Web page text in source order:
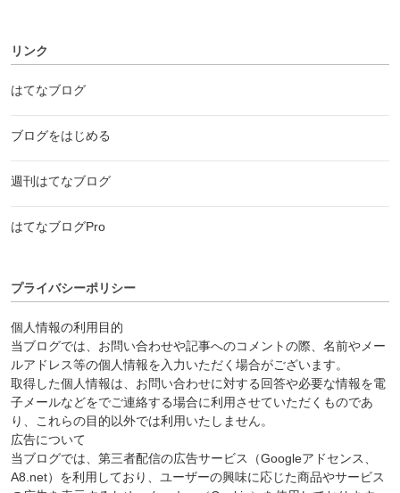
リンク
はてなブログ
ブログをはじめる
週刊はてなブログ
はてなブログPro
プライバシーポリシー
個人情報の利用目的
当ブログでは、お問い合わせや記事へのコメントの際、名前やメー
ルアドレス等の個人情報を入力いただく場合がございます。
取得した個人情報は、お問い合わせに対する回答や必要な情報を電
子メールなどをでご連絡する場合に利用させていただくものであ
り、これらの目的以外では利用いたしません。
広告について
当ブログでは、第三者配信の広告サービス（Googleアドセンス、
A8.net）を利用しており、ユーザーの興味に応じた商品やサービス